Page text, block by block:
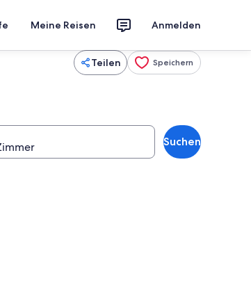
Meine Reisen Anmelden
Teilen Speichern
Suchen